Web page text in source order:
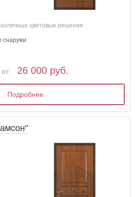
цветовые решения
снаружи
26 000 руб.
Подробнее